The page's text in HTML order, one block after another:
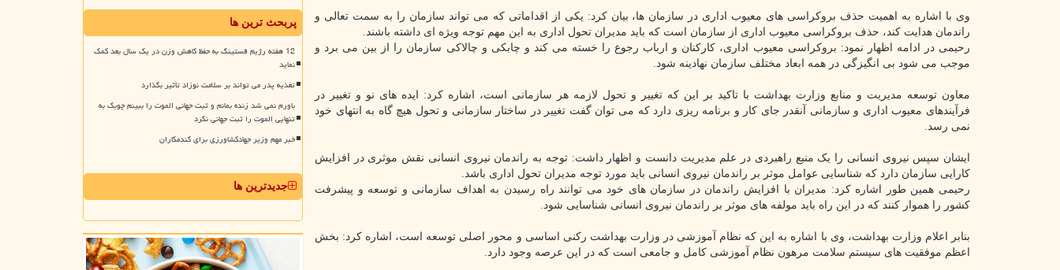
وی با اشاره به اهمیت حذف بروکراسی های معیوب اداری در سازمان ها، بیان کرد: یکی از اقداماتی که می تواند سازمان را به سمت تعالی و
راندمان هدایت کند، حذف بروکراسی معیوب اداری از سازمان است که باید مدیران تحول اداری به این مهم توجه ویژه ای داشته باشند.
رحیمی در ادامه اظهار نمود: بروکراسی معیوب اداری، کارکنان و ارباب رجوع را خسته می کند و چابکی و چالاکی سازمان را از بین می برد و
موجب می شود بی انگیزگی در همه ابعاد مختلف سازمان نهادینه شود.
معاون توسعه مدیریت و منابع وزارت بهداشت با تاکید بر این که تغییر و تحول لازمه هر سازمانی است، اشاره کرد: ایده های نو و تغییر در
فرآیندهای معیوب اداری و سازمانی آنقدر جای کار و برنامه ریزی دارد که می توان گفت تغییر در ساختار سازمانی و تحول هیچ گاه به انتهای خود
نمی رسد.
ایشان سپس نیروی انسانی را یک منبع راهبردی در علم مدیریت دانست و اظهار داشت: توجه به راندمان نیروی انسانی نقش موثری در افزایش
کارایی سازمان دارد که شناسایی عوامل موثر بر راندمان نیروی انسانی باید مورد توجه مدیران تحول اداری باشد.
رحیمی همین طور اشاره کرد: مدیران با افزایش راندمان در سازمان های خود می توانند راه رسیدن به اهداف سازمانی و توسعه و پیشرفت
کشور را هموار کنند که در این راه باید مولفه های موثر بر راندمان نیروی انسانی شناسایی شود.
بنابر اعلام وزارت بهداشت، وی با اشاره به این که نظام آموزشی در وزارت بهداشت رکنی اساسی و محور اصلی توسعه است، اشاره کرد: بخش
اعظم موفقیت های سیستم سلامت مرهون نظام آموزشی کامل و جامعی است که در این عرصه وجود دارد.
پربحث ترین ها
12 هفته رژیم فستینگ به حفظ کاهش وزن در یک سال بعد کمک
نماید
تغذیه پدر می تواند بر سلامت نوزاد تأثیر بگذارد
باورم نمی شد زنده بمانم و ثبت جهانی الموت را ببینم چوبک به
تنهایی الموت را ثبت جهانی نکرد
خبر مهم وزیر جهادکشاورزی برای گندمکاران
جدیدترین ها